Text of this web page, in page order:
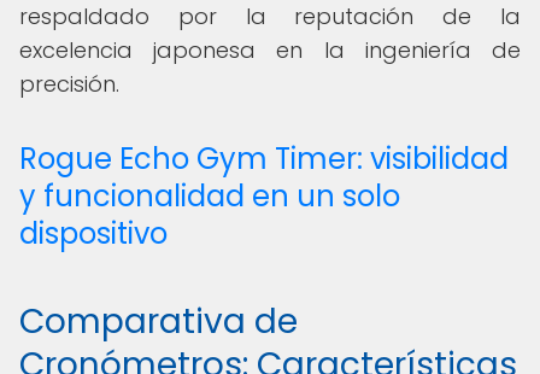
respaldado por la reputación de la
excelencia japonesa en la ingeniería de
precisión.
Rogue Echo Gym Timer: visibilidad
y funcionalidad en un solo
dispositivo
Comparativa de